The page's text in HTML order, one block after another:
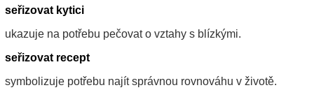
seřizovat kytici
ukazuje na potřebu pečovat o vztahy s blízkými.
seřizovat recept
symbolizuje potřebu najít správnou rovnováhu v životě.